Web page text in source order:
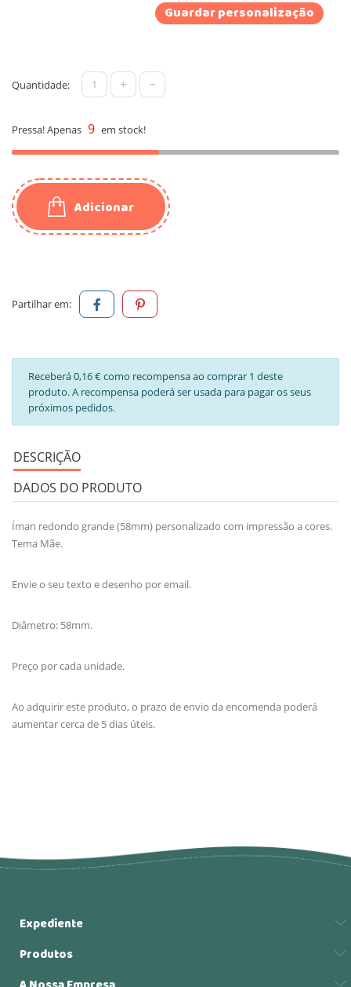
Guardar personalização
Quantidade: + -
Pressa! Apenas 9 em stock!
Adicionar
Partilhar em:
Receberá 0,16 € como recompensa ao comprar 1 deste
produto. A recompensa poderá ser usada para pagar os seus
próximos pedidos.
DESCRIÇÃO
DADOS DO PRODUTO
Íman redondo grande (58mm) personalizado com impressão a cores.
Tema Mãe.
Envie o seu texto e desenho por email.
Diâmetro: 58mm.
Preço por cada unidade.
Ao adquirir este produto, o prazo de envio da encomenda poderá
aumentar cerca de 5 dias úteis.
Expediente
Produtos